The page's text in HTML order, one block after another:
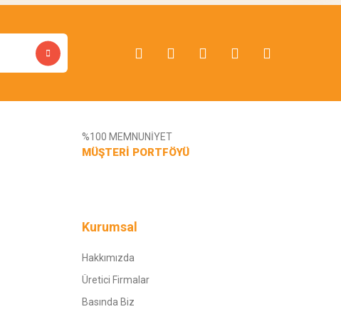
%100 MEMNUNİYET
MÜŞTERİ PORTFÖYÜ
Kurumsal
Hakkımızda
Üretici Firmalar
Basında Biz